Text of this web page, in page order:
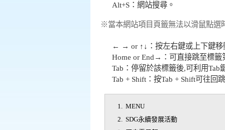
Alt+S：網站搜尋。
※當本網站項目頁籤無法以滑鼠點選
← → or ↑↓：按左右鍵或上下鍵移
Home or End→：可直接跳至標籤
Tab：停留於該標籤後,可利用
Tab + Shift：按Tab + Shift可往
1. MENU
2. SDG永續發展活動